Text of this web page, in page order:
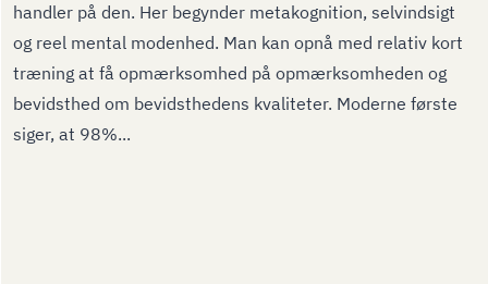
handler på den. Her begynder metakognition, selvindsigt
og reel mental modenhed. Man kan opnå med relativ kort
træning at få opmærksomhed på opmærksomheden og
bevidsthed om bevidsthedens kvaliteter. Moderne første
siger, at 98%...